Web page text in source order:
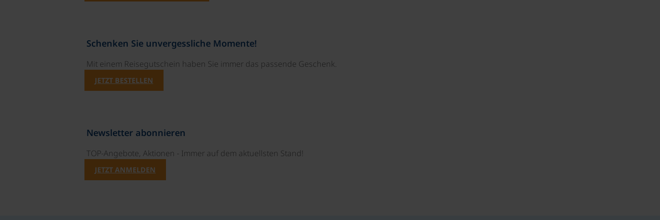
Schenken Sie unvergessliche Momente!
Mit einem Reisegutschein haben Sie immer das passende Geschenk.
JETZT BESTELLEN
Newsletter abonnieren
TOP-Angebote, Aktionen - Immer auf dem aktuellsten Stand!
JETZT ANMELDEN